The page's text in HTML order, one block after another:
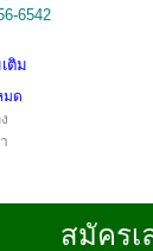
6542
ติม
มด